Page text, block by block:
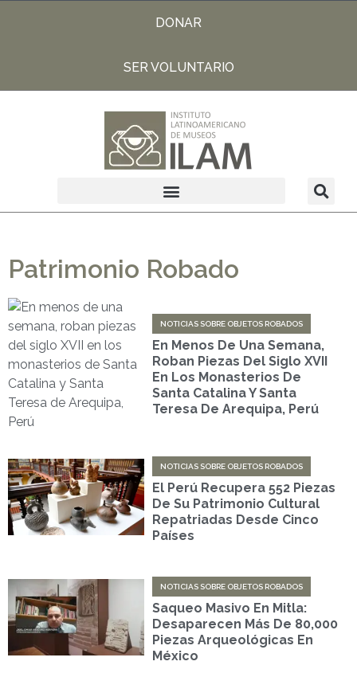
DONAR
SER VOLUNTARIO
Patrimonio Robado
NOTICIAS SOBRE OBJETOS ROBADOS
En Menos De Una Semana,
Roban Piezas Del Siglo XVII
En Los Monasterios De
Santa Catalina Y Santa
Teresa De Arequipa, Perú
NOTICIAS SOBRE OBJETOS ROBADOS
El Perú Recupera 552 Piezas
De Su Patrimonio Cultural
Repatriadas Desde Cinco
Países
NOTICIAS SOBRE OBJETOS ROBADOS
Saqueo Masivo En Mitla:
Desaparecen Más De 80,000
Piezas Arqueológicas En
México